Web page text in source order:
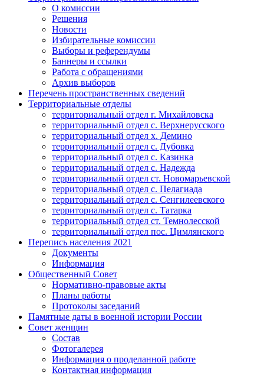
О комиссии
Решения
Новости
Избирательные комиссии
Выборы и референдумы
Баннеры и ссылки
Работа с обращениями
Архив выборов
Перечень пространственных сведений
Территориальные отделы
территориальный отдел г. Михайловска
территориальный отдел с. Верхнерусского
территориальный отдел х. Демино
территориальный отдел с. Дубовка
территориальный отдел с. Казинка
территориальный отдел с. Надежда
территориальный отдел ст. Новомарьевской
территориальный отдел с. Пелагиада
территориальный отдел с. Сенгилеевского
территориальный отдел с. Татарка
территориальный отдел ст. Темнолесской
территориальный отдел пос. Цимлянского
Перепись населения 2021
Документы
Информация
Общественный Совет
Нормативно-правовые акты
Планы работы
Протоколы заседаний
Памятные даты в военной истории России
Совет женщин
Состав
Фотогалерея
Информация о проделанной работе
Контактная информация